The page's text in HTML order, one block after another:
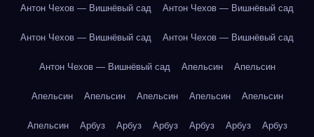
Антон Чехов — Вишнёвый сад Антон Чехов — Вишнёвый сад
Антон Чехов — Вишнёвый сад Антон Чехов — Вишнёвый сад
Антон Чехов — Вишнёвый сад Апельсин Апельсин
Апельсин Апельсин Апельсин Апельсин Апельсин
Апельсин Арбуз Арбуз Арбуз Арбуз Арбуз Арбуз